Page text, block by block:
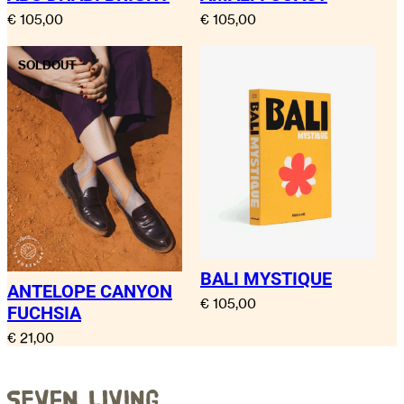
€ 105,00 € 105,00
SOLDOUT
ANTELOPE CANYON
FUCHSIA
€ 21,00
BALI MYSTIQUE
€ 105,00